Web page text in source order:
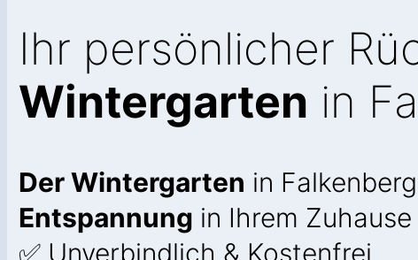
Ihr persönlicher
Wintergarten in
Der Wintergarten in
Entspannung in Ihrem
✅ Unverbindlich & Kostenfrei